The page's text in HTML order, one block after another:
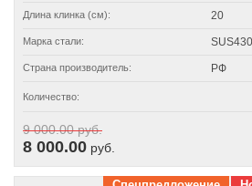
Длина клинка (см): 20
Марка стали:
Страна производитель: РФ
Количество:
9 000.00руб.
8 000.00 руб.